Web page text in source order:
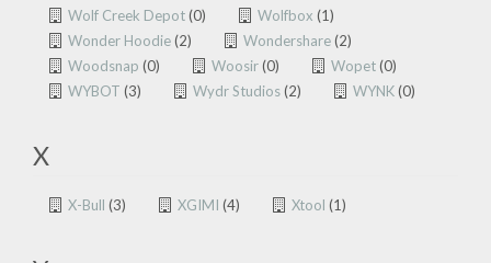
Wolf Creek Depot(0) Wolfbox (1)
Wonder Hoodie(2) Wondershare(2)
Woodsnap (0) Woosir(0) Wopet(0)
WYBOT (3) Wydr Studios(2) WYNK(0)
X
X-Bull (3) XGIMI (4) Xtool (1)